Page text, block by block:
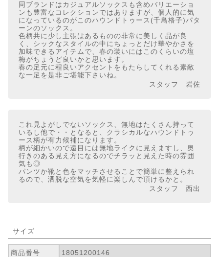
同ブランドはカジュアルソックスも含めバリエーショ
ンも豊富なコレクションではありますが、個人的に気
になっているのがこのハウンドトゥース(千鳥格子)パタ
ーンのソックス。
色柄共に少し主張はあるものの非常に美しく品が良
く、シックなスタイルの中にちょっとだけ華やかさを
加味できるアイテムで、春の装いにはこのくらいの塩
梅がちょうど良いかと思います。
春の足元に程良いアクセントをもたらしてくれる素敵
な一足を是非ご堪能下さいね。
スタッフ 岩佐
これ見よがしでないソックス、無地はたくさん持って
いるし他で・・となると、クラシカルなハウンドトゥ
ース柄が有力候補になります。
柄が細かいので遠目には無地ライクに見えますし、奥
行きのある見え方になるのでチラッと見えた時の雰囲
気も◎
パンツか靴と色をマッチさせることで簡単に整えられ
るので、洒脱な空気を気軽に楽しんで頂けるかと。
スタッフ 西出
サイズ
商品番号 18051200146